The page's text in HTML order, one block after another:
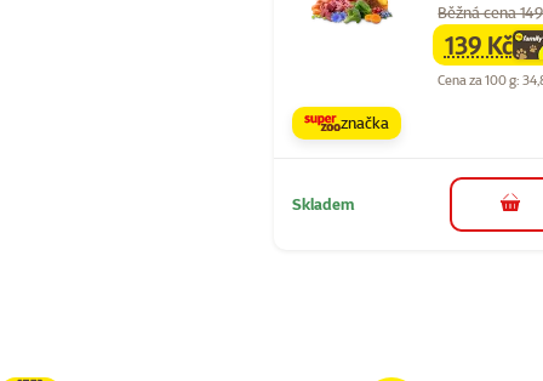
Běžná cena
family
139 Kč
Cena za 100 g:
značka
Skladem do